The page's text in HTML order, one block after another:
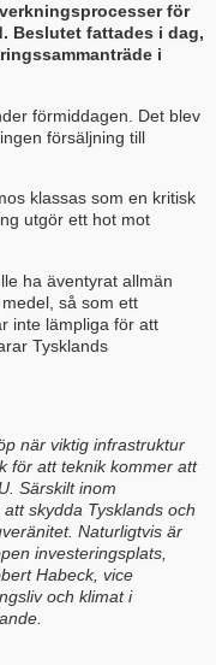
för
Beslutet fattades i dag,
i
förmiddagen. Det blev
försäljning till
klassas som en kritisk
utgör ett hot mot
ha äventyrat allmän
så som ett
inte lämpliga för att
Tysklands
när viktig infrastruktur
för att teknik kommer att
Särskilt inom
skydda Tysklands och
Naturligtvis är
investeringsplats,
Habeck, vice
och klimat i